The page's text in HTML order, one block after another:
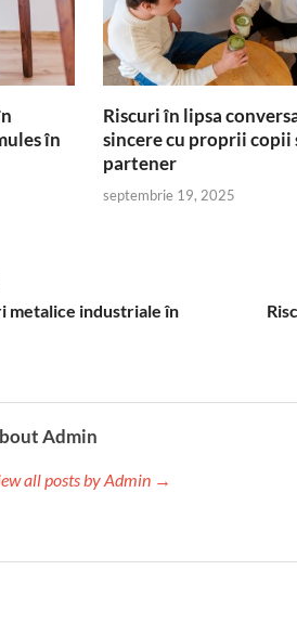
în
Riscuri în lipsa
sincere cu proprii copii
partener
septembrie 19, 2025
industriale în
Admin
all posts by Admin →